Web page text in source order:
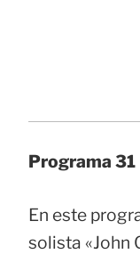
Programa 31
En este
solista «John